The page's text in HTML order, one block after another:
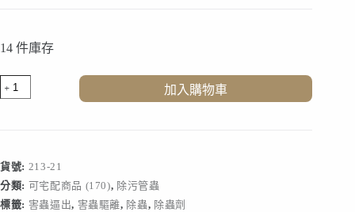
14 件庫存
害
蟲
款
數
量
加入購物車
貨號: 213-21
分類: 可宅配商品 (170), 除污管蟲
標籤: 害蟲逼出, 害蟲驅離, 除蟲, 除蟲劑